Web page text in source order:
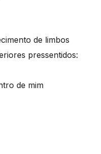
de limbos
pressentidos:
de mim